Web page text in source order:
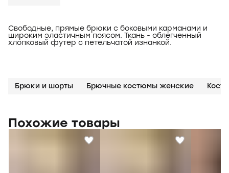
Свободные, прямые брюки c боковыми карманами и
широким эластичным поясом. Ткань - облегченный
хлопковый футер с петельчатой изнанкой.
Брюки и шорты Брючные костюмы женские
Похожие товары